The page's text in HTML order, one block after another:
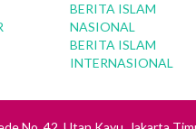
BERITA ISLAM
NASIONAL
BERITA ISLAM
INTERNASIONAL